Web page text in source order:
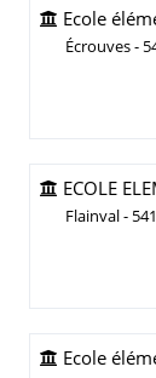
Ecole
Écrouves -
ECOLE
Flainval -
Ecole